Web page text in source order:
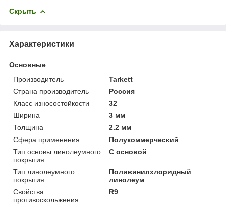
Скрыть
Характеристики
Основные
Производитель
Tarkett
Страна производитель
Россия
Класс износостойкости
32
Ширина
3 мм
Толщина
2.2 мм
Сфера применения
Полукоммерческий
Тип основы линолеумного
покрытия
С основой
Тип линолеумного
покрытия
Поливинилхлоридный
линолеум
Свойства
противоскольжения
R9